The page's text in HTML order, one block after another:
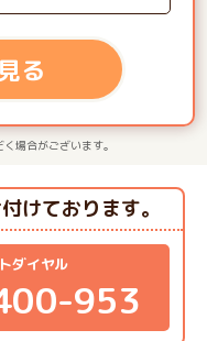
る
場合がございます。
ダイヤル
953
けております。